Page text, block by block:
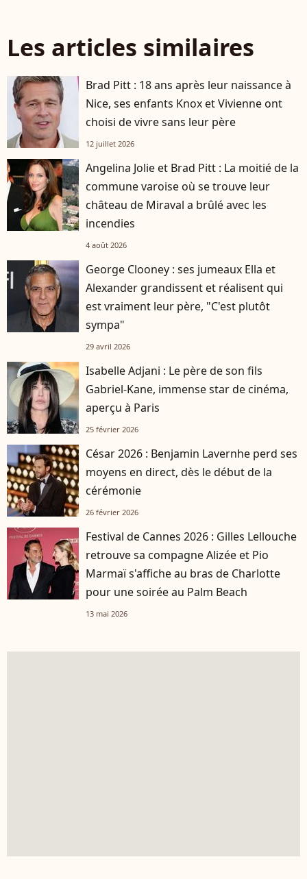
Les articles similaires
Brad Pitt : 18 ans après leur naissance à
Nice, ses enfants Knox et Vivienne ont
choisi de vivre sans leur père
12 juillet 2026
Angelina Jolie et Brad Pitt : La moitié de la
commune varoise où se trouve leur
château de Miraval a brûlé avec les
incendies
4 août 2026
George Clooney : ses jumeaux Ella et
Alexander grandissent et réalisent qui
est vraiment leur père, "C'est plutôt
sympa"
29 avril 2026
Isabelle Adjani : Le père de son fils
Gabriel-Kane, immense star de cinéma,
aperçu à Paris
25 février 2026
César 2026 : Benjamin Lavernhe perd ses
moyens en direct, dès le début de la
cérémonie
26 février 2026
Festival de Cannes 2026 : Gilles Lellouche
retrouve sa compagne Alizée et Pio
Marmaï s'affiche au bras de Charlotte
pour une soirée au Palm Beach
13 mai 2026